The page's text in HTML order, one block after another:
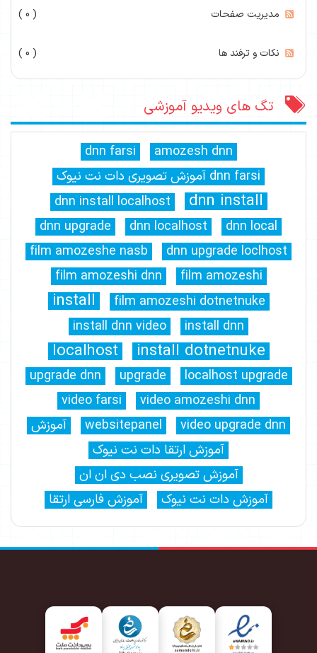
مدیریت صفحات ( 0 )
نکات و ترفند ها ( 0 )
تگ های ویدیو آموزشی
amozesh dnn
dnn farsi
dnn farsi آموزش تصویری دات نت نیوک
dnn install
dnn install localhost
dnn local
dnn localhost
dnn upgrade
dnn upgrade loclhost
film amozeshe nasb
film amozeshi
film amozeshi dnn
film amozeshi dotnetnuke
install
install dnn
install dnn video
install dotnetnuke
localhost
localhost upgrade
upgrade
upgrade dnn
video amozeshi dnn
video farsi
video upgrade dnn
websitepanel
آموزش
آموزش ارتقا دات نت نیوک
آموزش تصویری نصب دی ان ان
آموزش دات نت نیوک
آموزش فارسی ارتقا